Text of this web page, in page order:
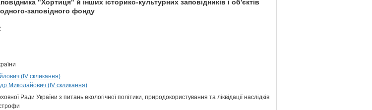
"Хортиця" й інших історико-культурних заповідників і об'єктів
заповідного фонду
(IV скликання)
Миколайович (IV скликання)
Ради України з питань екологічної політики, природокористування та ліквідації наслідків